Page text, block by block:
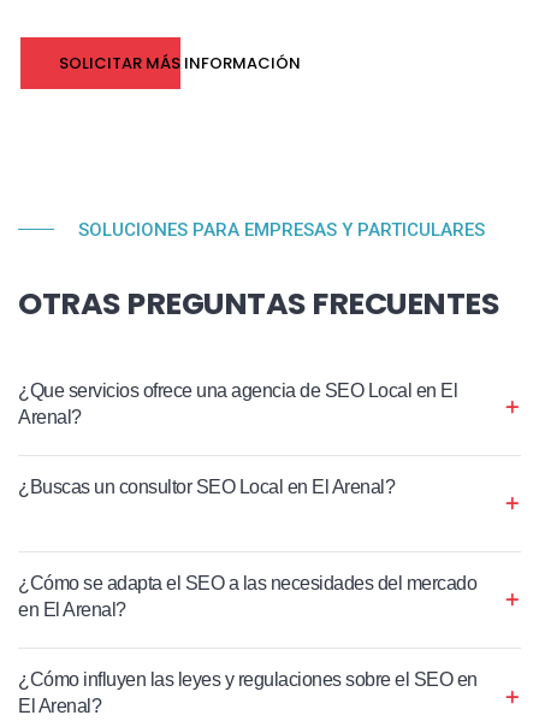
SOLICITAR MÁS INFORMACIÓN
SOLUCIONES PARA EMPRESAS Y PARTICULARES
OTRAS PREGUNTAS FRECUENTES
¿Que servicios ofrece una agencia de SEO Local en El
Arenal?
¿Buscas un consultor SEO Local en El Arenal?
¿Cómo se adapta el SEO a las necesidades del mercado
en El Arenal?
¿Cómo influyen las leyes y regulaciones sobre el SEO en
El Arenal?